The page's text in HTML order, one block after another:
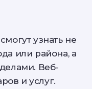
узнать не
или района, а
Веб-
и услуг.